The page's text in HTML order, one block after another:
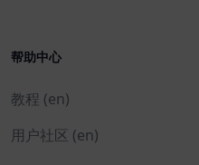
帮助中心
教程 (en)
用户社区 (en)